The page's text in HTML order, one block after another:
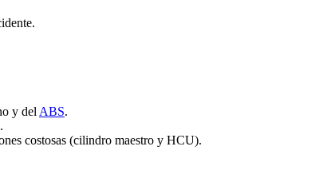
y del ABS.
costosas (cilindro maestro y HCU).